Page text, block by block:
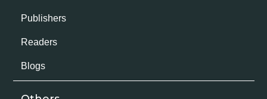
Publishers
Readers
Blogs